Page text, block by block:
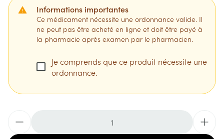
Informations importantes
Ce médicament nécessite une ordonnance valide. Il
ne peut pas être acheté en ligne et doit être payé à
la pharmacie après examen par le pharmacien.
Je comprends que ce produit nécessite une
ordonnance.